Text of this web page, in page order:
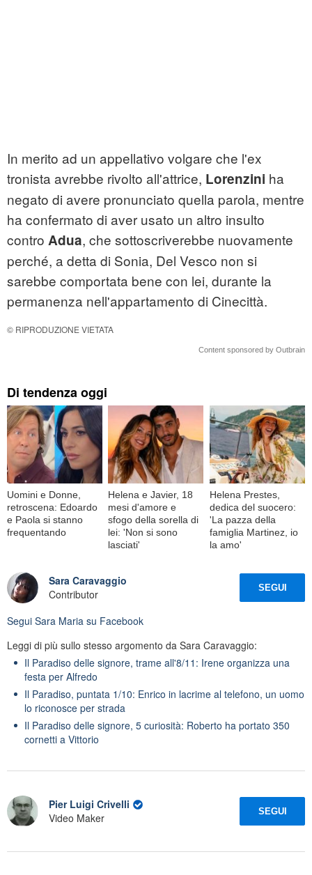
In merito ad un appellativo volgare che l'ex
tronista avrebbe rivolto all'attrice, Lorenzini ha
negato di avere pronunciato quella parola, mentre
ha confermato di aver usato un altro insulto
contro Adua, che sottoscriverebbe nuovamente
perché, a detta di Sonia, Del Vesco non si
sarebbe comportata bene con lei, durante la
permanenza nell'appartamento di Cinecittà.
© RIPRODUZIONE VIETATA
Content sponsored by Outbrain
Di tendenza oggi
Uomini e Donne,
retroscena: Edoardo
e Paola si stanno
frequentando
Helena e Javier, 18
mesi d'amore e
sfogo della sorella di
lei: 'Non si sono
lasciati'
Helena Prestes,
dedica del suocero:
'La pazza della
famiglia Martinez, io
la amo'
Sara Caravaggio
Contributor
SEGUI
Segui Sara Maria su Facebook
Leggi di più sullo stesso argomento da Sara Caravaggio:
Il Paradiso delle signore, trame all'8/11: Irene organizza una
festa per Alfredo
Il Paradiso, puntata 1/10: Enrico in lacrime al telefono, un uomo
lo riconosce per strada
Il Paradiso delle signore, 5 curiosità: Roberto ha portato 350
cornetti a Vittorio
Pier Luigi Crivelli
Video Maker
SEGUI